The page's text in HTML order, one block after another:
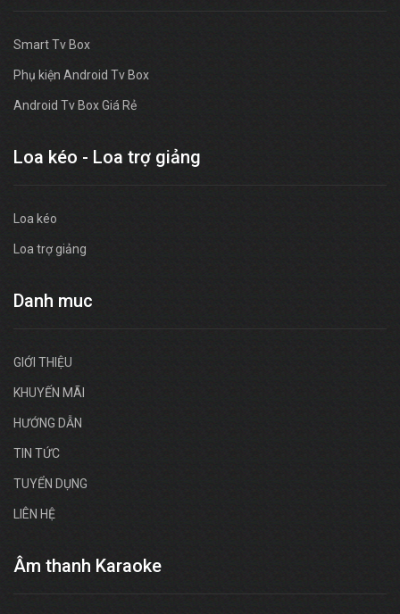
Smart Tv Box
Phụ kiện Android Tv Box
Android Tv Box Giá Rẻ
Loa kéo - Loa trợ giảng
Loa kéo
Loa trợ giảng
Danh muc
GIỚI THIỆU
KHUYẾN MÃI
HƯỚNG DẪN
TIN TỨC
TUYỂN DỤNG
LIÊN HỆ
Âm thanh Karaoke